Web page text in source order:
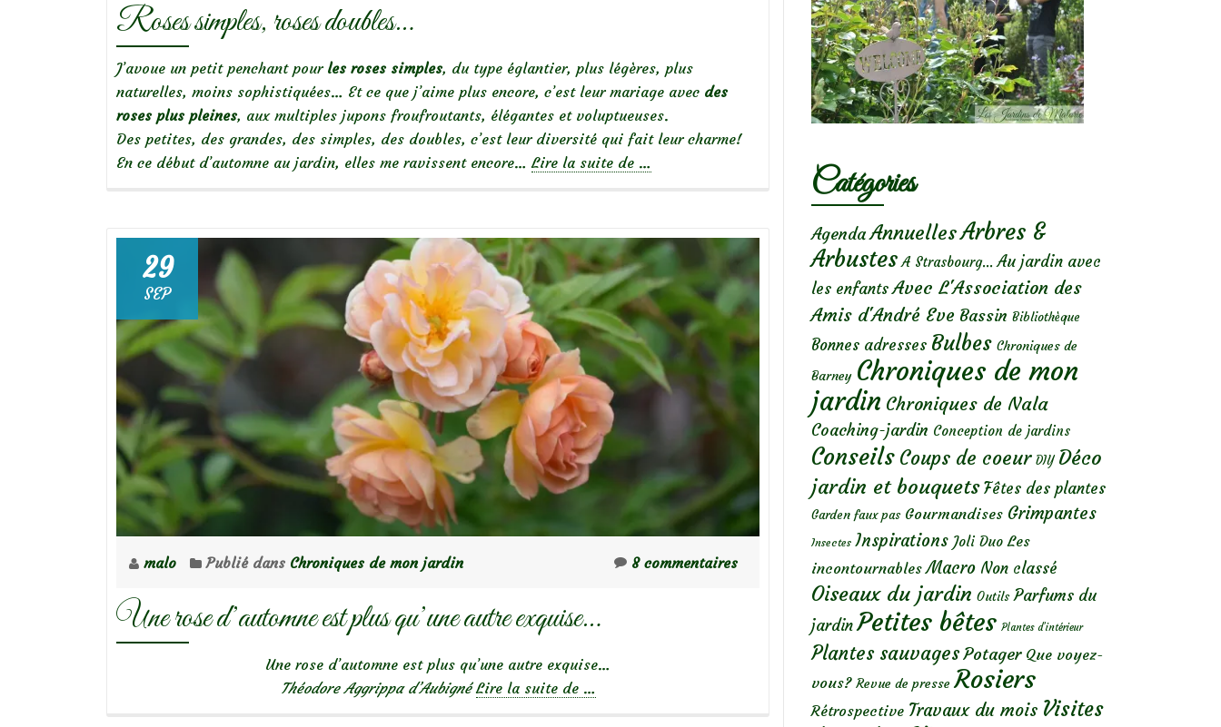
Roses simples, roses doubles…
J’avoue un petit penchant pour les roses simples, du type églantier, plus légères, plus
naturelles, moins sophistiquées… Et ce que j’aime plus encore, c’est leur mariage avec des
roses plus pleines, aux multiples jupons froufroutants, élégantes et voluptueuses.
Des petites, des grandes, des simples, des doubles, c’est leur diversité qui fait leur charme!
En ce début d’automne au jardin, elles me ravissent encore… Lire la suite de
roses
doubles…
…
29
SEP
malo Publié dans Chroniques de mon jardin 8 commentaires
Une rose d’automne est plus qu’une autre exquise…
Une rose d’automne est plus qu’une autre exquise…
Théodore Aggrippa d’Aubigné Lire la suite de à
…
Catégories
Agenda AnnuellesArbres &
Arbustes A Strasbourg... Au jardin avec
les enfants Avec L'Association des
Amis d'André Eve Bassin Bibliothèque
Bonnes adresses Bulbes Chroniques de
Barney Chroniques de mon
jardin Chroniques de Nala
Coaching-jardin Conception de jardins
Conseils Coups de coeur DIY Déco
jardin et bouquets Fêtes des plantes
Garden faux pas Gourmandises Grimpantes
Insectes Inspirations Joli Duo Les
incontournables Macro Non classé
Oiseaux du jardin Outils Parfums du
jardin Petites bêtes Plantes d’intérieur
Plantes sauvages Potager Que voyez-
vous? Revue de presse Rosiers
Rétrospective Travaux du mois Visites